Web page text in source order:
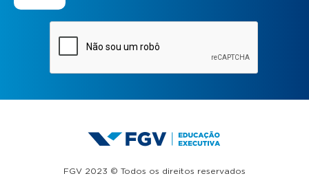
FGV 2023 © Todos os direitos reservados